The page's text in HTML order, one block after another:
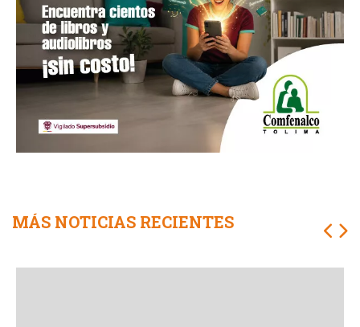
MÁS NOTICIAS RECIENTES